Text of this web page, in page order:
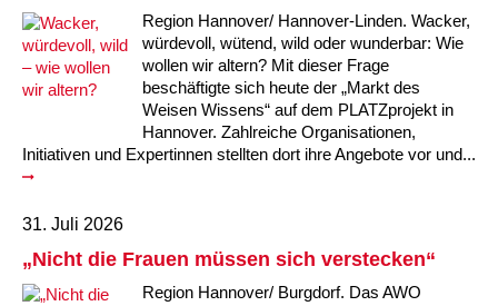
Region Hannover/ Hannover-Linden. Wacker,
würdevoll, wütend, wild oder wunderbar: Wie
wollen wir altern? Mit dieser Frage
beschäftigte sich heute der „Markt des
Weisen Wissens“ auf dem PLATZprojekt in
Hannover. Zahlreiche Organisationen,
Initiativen und Expertinnen stellten dort ihre Angebote vor und...
31. Juli 2026
„Nicht die Frauen müssen sich verstecken“
Region Hannover/ Burgdorf. Das AWO